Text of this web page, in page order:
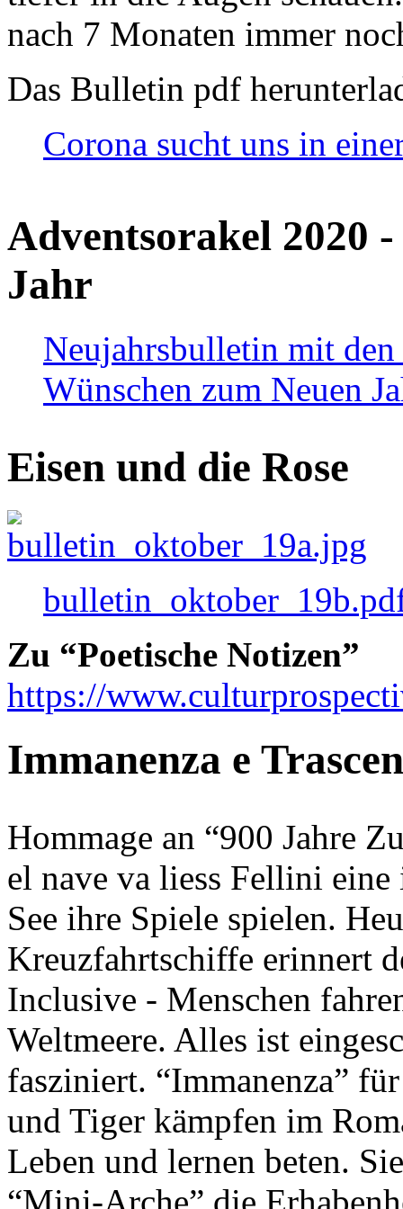
nach 7 Monaten immer
Das Bulletin pdf
Corona sucht uns in
Adventsorakel 2020
Jahr
Neujahrsbulletin mit den
Wünschen zum Neuen
Eisen und die Rose
Zu “Poetische Notizen”
https://
Immanenza e
Hommage an “900 Jahre
el nave va liess Fellini
See ihre Spiele spielen.
Kreuzfahrtschiffe erinnert
Inclusive - Menschen
Weltmeere. Alles ist
fasziniert. “Immanenza”
und Tiger kämpfen im
Leben und lernen beten.